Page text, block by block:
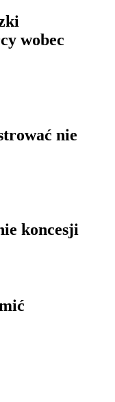
wobec
nie
koncesji